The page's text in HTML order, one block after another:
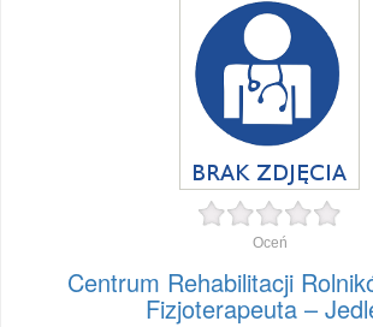
Oceń
Centrum Rehabilitacji
Fizjoterapeuta –